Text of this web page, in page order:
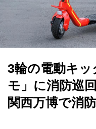
3輪の電動キ
モ」に消防巡
関西万博で消